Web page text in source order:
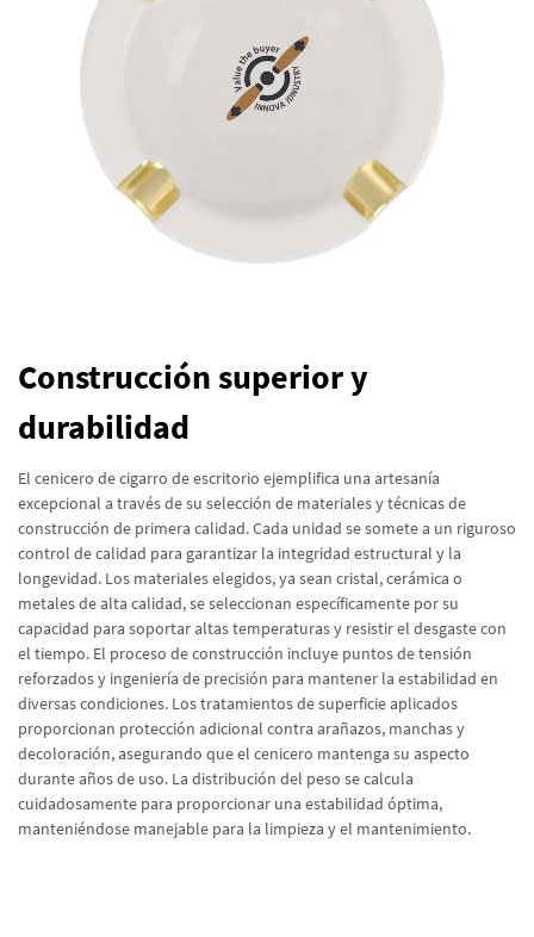
Construcción superior y
durabilidad
El cenicero de cigarro de escritorio ejemplifica una artesanía
excepcional a través de su selección de materiales y técnicas de
construcción de primera calidad. Cada unidad se somete a un riguroso
control de calidad para garantizar la integridad estructural y la
longevidad. Los materiales elegidos, ya sean cristal, cerámica o
metales de alta calidad, se seleccionan específicamente por su
capacidad para soportar altas temperaturas y resistir el desgaste con
el tiempo. El proceso de construcción incluye puntos de tensión
reforzados y ingeniería de precisión para mantener la estabilidad en
diversas condiciones. Los tratamientos de superficie aplicados
proporcionan protección adicional contra arañazos, manchas y
decoloración, asegurando que el cenicero mantenga su aspecto
durante años de uso. La distribución del peso se calcula
cuidadosamente para proporcionar una estabilidad óptima,
manteniéndose manejable para la limpieza y el mantenimiento.